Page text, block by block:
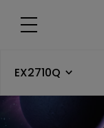
EX2710Q